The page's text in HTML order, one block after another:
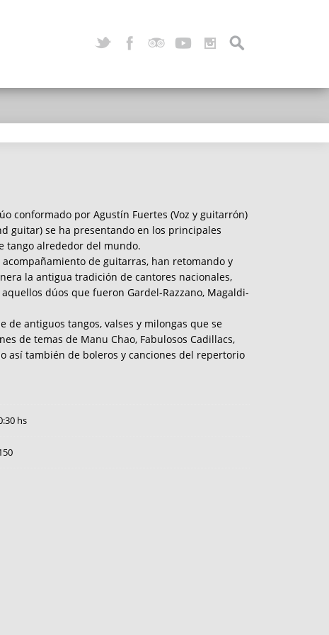
conformado por Agustín Fuertes (Voz y guitarrón)
guitar) se ha presentando en los principales
tango alrededor del mundo.
acompañamiento de guitarras, han retomando y
la antigua tradición de cantores nacionales,
dúos que fueron Gardel-Razzano, Magaldi-
de antiguos tangos, valses y milongas que se
de temas de Manu Chao, Fabulosos Cadillacs,
así también de boleros y canciones del repertorio
hs